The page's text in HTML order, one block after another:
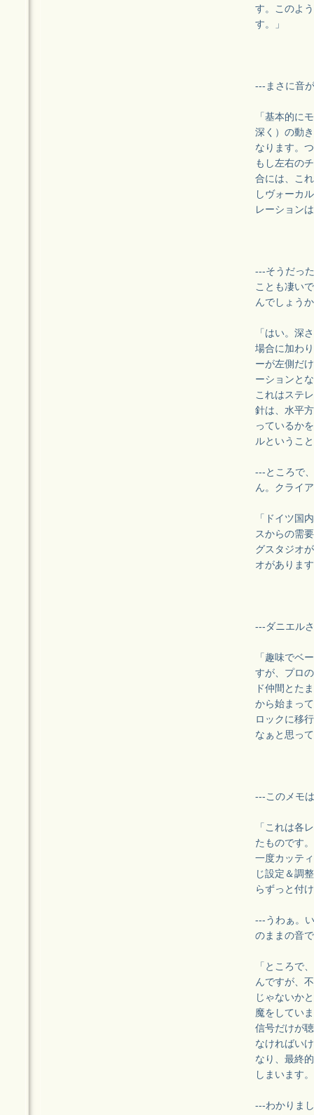
す。このよ
す。」
---まさに音
「基本的に
深く）の動
なります。
もし左右の
合には、こ
しヴォーカ
レーション
---そうだっ
ことも凄い
んでしょう
「はい。深
場合に加わ
ーが左側だ
ーションと
これはステ
針は、水平
っているか
ルというこ
---ところで
ん。クライ
「ドイツ国
スからの需
グスタジオ
オがありま
---ダニエル
「趣味でベ
すが、プロ
ド仲間とた
から始まっ
ロックに移
なぁと思っ
---このメモ
「これは各
たものです
一度カッテ
じ設定＆調
らずっと付
---うわぁ。
のままの音
「ところで
んですが、
じゃないか
魔をしてい
信号だけが
なければい
なり、最終
しまいます
---わかりま